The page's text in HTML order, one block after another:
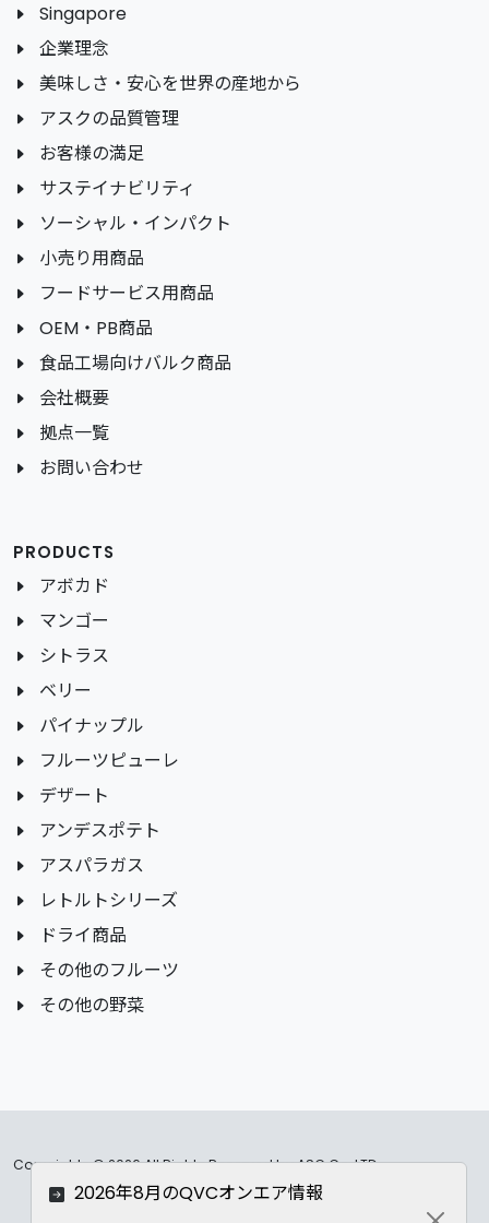
Singapore
企業理念
美味しさ・安心を世界の産地から
アスクの品質管理
お客様の満足
サステイナビリティ
ソーシャル・インパクト
小売り用商品
フードサービス用商品
OEM・PB商品
食品工場向けバルク商品
会社概要
拠点一覧
お問い合わせ
PRODUCTS
アボカド
マンゴー
シトラス
ベリー
パイナップル
フルーツピューレ
デザート
アンデスポテト
アスパラガス
レトルトシリーズ
ドライ商品
その他のフルーツ
その他の野菜
Copyrights ©2026 All Rights Reserved by ASC Co.,LTD..
Privacy Policy
2026年8月のQVCオンエア情報